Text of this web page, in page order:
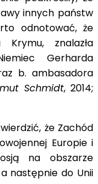
innych państw
odnotować, że
znalazła
Gerharda
b. ambasadora
Schmidt, 2014;
że Zachód
Europie i
na obszarze
następnie do Unii